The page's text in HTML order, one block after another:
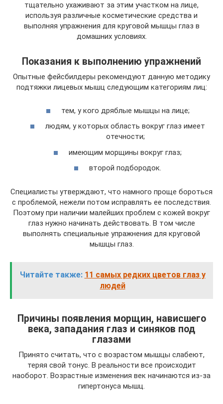
тщательно ухаживают за этим участком на лице,
используя различные косметические средства и
выполняя упражнения для круговой мышцы глаз в
домашних условиях.
Показания к выполнению упражнений
Опытные фейсбилдеры рекомендуют данную методику
подтяжки лицевых мышц следующим категориям лиц:
тем, у кого дряблые мышцы на лице;
людям, у которых область вокруг глаз имеет
отечности;
имеющим морщины вокруг глаз;
второй подбородок.
Специалисты утверждают, что намного проще бороться
с проблемой, нежели потом исправлять ее последствия.
Поэтому при наличии малейших проблем с кожей вокруг
глаз нужно начинать действовать. В том числе
выполнять специальные упражнения для круговой
мышцы глаз.
Читайте также: 11 самых редких цветов глаз у
людей
Причины появления морщин, нависшего
века, западания глаз и синяков под
глазами
Принято считать, что с возрастом мышцы слабеют,
теряя свой тонус. В реальности все происходит
наоборот. Возрастные изменения век начинаются из-за
гипертонуса мышц.